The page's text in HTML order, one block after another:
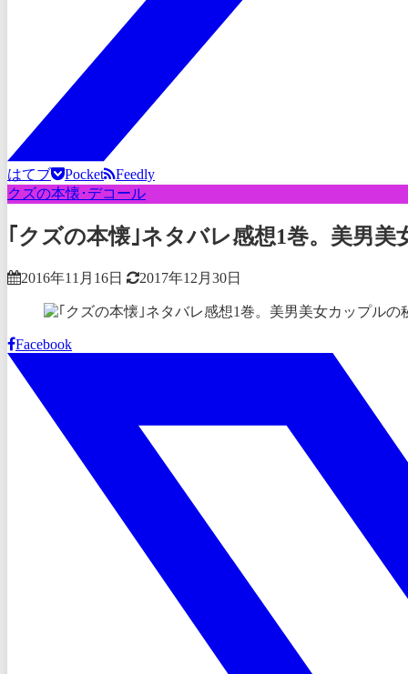
はてブ Pocket
Feedly
クズの本懐･デコール
｢クズの本懐｣ネタバレ感想1巻。美男
2016年11月16日 2017年12月30日
Facebook